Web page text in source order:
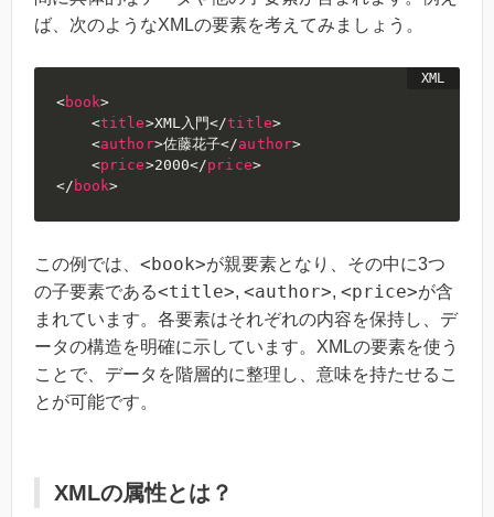
ば、次のようなXMLの要素を考えてみましょう。
<book>
<title>XML入門</title>
<author>佐藤花子</author>
<price>2000</price>
</ book>
この例では、 <book>が親要素となり、その中に3つ
の子要素である<title>, <author>, <price>が含
まれています。各要素はそれぞれの内容を保持し、デ
ータの構造を明確に示しています。XMLの要素を使う
ことで、データを階層的に整理し、意味を持たせるこ
とが可能です。
XMLの属性とは？